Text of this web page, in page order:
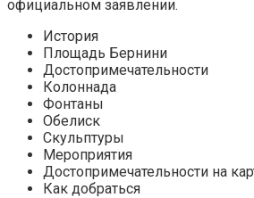
официальном заявлении.
История
Площадь Бернини
Достопримечательности
Колоннада
Фонтаны
Обелиск
Скульптуры
Мероприятия
Достопримечательности на
Как добраться